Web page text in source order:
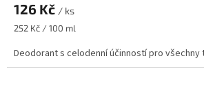
126 Kč / ks
Měrná
252 Kč / 100 ml
Deodorant s celodenní účinností pro